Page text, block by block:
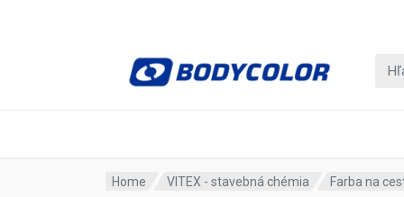
Home VITEX - stavebná chémia Farba na